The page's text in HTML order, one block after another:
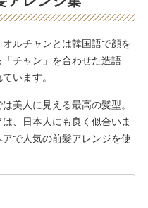
ルチャンとは韓国語で顔を
チャン」を合わせた造語
います。
美人に見える最高の髪型。
、日本人にも良く似合いま
で人気の前髪アレンジを使